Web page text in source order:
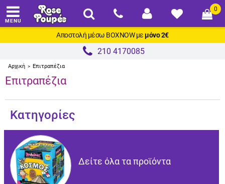
Αποστολή μέσω BOXNOWμε μόνο 2€
MENU
0
210 4170085
Αρχική > Επιτραπέζια
Επιτραπέζια
Κατηγορίες
Δείτε όλα τα προϊόντα